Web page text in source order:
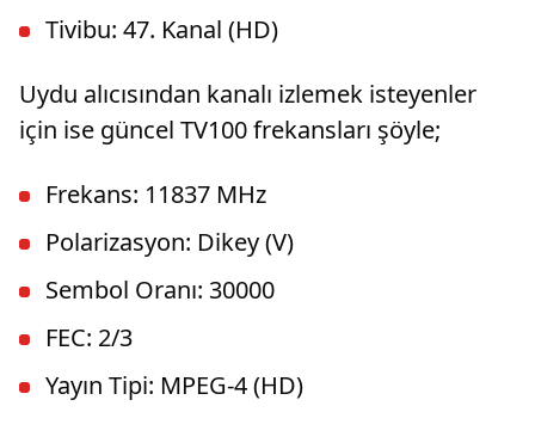
Tivibu: 47. Kanal (HD)
Uydu alıcısından kanalı izlemek isteyenler
için ise güncel TV100 frekansları şöyle;
Frekans: 11837 MHz
Polarizasyon: Dikey (V)
Sembol Oranı: 30000
FEC: 2/3
Yayın Tipi: MPEG-4 (HD)